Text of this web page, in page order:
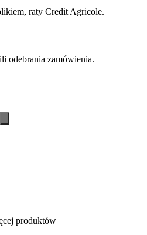
raty Credit Agricole.
odebrania zamówienia.
produktów